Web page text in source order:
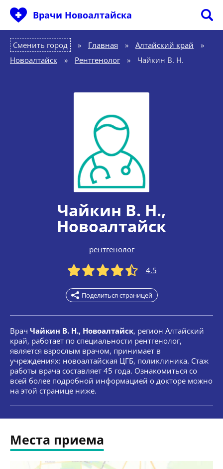
Врачи Новоалтайска
Сменить город Главная » Алтайский край
»
Новоалтайск
» Рентгенолог » Чайкин В. Н.
Чайкин В. Н.,
Новоалтайск
рентгенолог
4.5
Поделиться страницей
Врач Чайкин В. Н., Новоалтайск, регион Алтайский
край, работает по специальности рентгенолог,
является взрослым врачом, принимает в
учреждениях: новоалтайская ЦГБ, поликлиника. Стаж
работы врача составляет 45 года. Ознакомиться со
всей более подробной информацией о докторе можно
на этой странице ниже.
Места приема